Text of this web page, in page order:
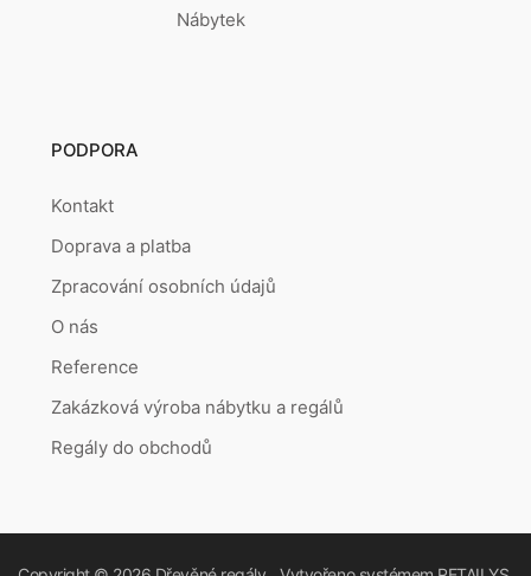
Nábytek
PODPORA
Kontakt
Doprava a platba
Zpracování osobních údajů
O nás
Reference
Zakázková výroba nábytku a regálů
Regály do obchodů